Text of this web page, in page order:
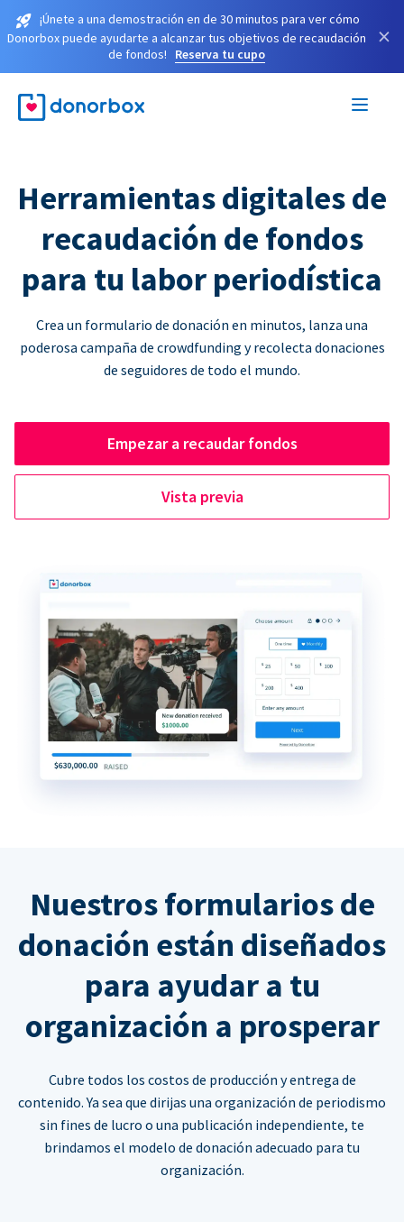
¡Únete a una demostración en de 30 minutos para ver cómo
Donorbox puede ayudarte a alcanzar tus objetivos de recaudación
de fondos!
Reserva tu cupo
×
Herramientas digitales de
recaudación de fondos
para tu labor periodística
Crea un formulario de donación en minutos, lanza una
poderosa campaña de crowdfunding y recolecta donaciones
de seguidores de todo el mundo.
Empezar a recaudar fondos
Vista previa
Nuestros formularios de
donación están diseñados
para ayudar a tu
organización a prosperar
Cubre todos los costos de producción y entrega de
contenido. Ya sea que dirijas una organización de periodismo
sin fines de lucro o una publicación independiente, te
brindamos el modelo de donación adecuado para tu
organización.